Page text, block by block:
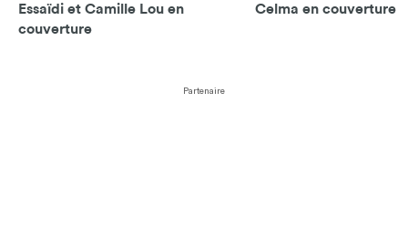
Essaïdi et Camille Lou en
couverture
Celma en couverture
Partenaire